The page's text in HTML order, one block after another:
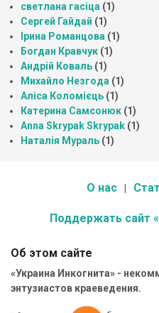
светлана гасіца (1)
Сергей Гайдай (1)
Ірина Романцова (1)
Богдан Кравчук (1)
Андрій Коваль (1)
Михайло Незгода (1)
Аліса Коломієць (1)
Катерина Самсонюк (1)
Anna Skrypak Skrypak (1)
Наталія Мураль (1)
О нас
Поддержать сайт
Об этом сайте
«Украина Инкогнита» -
энтузиастов краеведения.